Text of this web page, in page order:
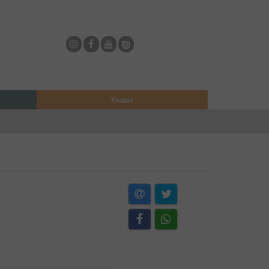
Visitar
Cine-Teatro de Estarreja
Casa-Museu Solheiro Madureira